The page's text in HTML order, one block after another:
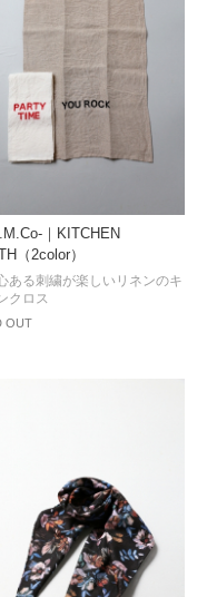
｜KITCHEN
（2color）
OUT
ある刺繍が楽しいリネンのキ
クロス